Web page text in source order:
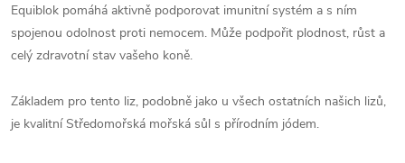
Equiblok pomáhá aktivně podporovat imunitní systém a s ním
spojenou odolnost proti nemocem. Může podpořit plodnost, růst a
celý zdravotní stav vašeho koně.
Základem pro tento liz, podobně jako u všech ostatních našich lizů,
je kvalitní Středomořská mořská sůl s přírodním jódem.